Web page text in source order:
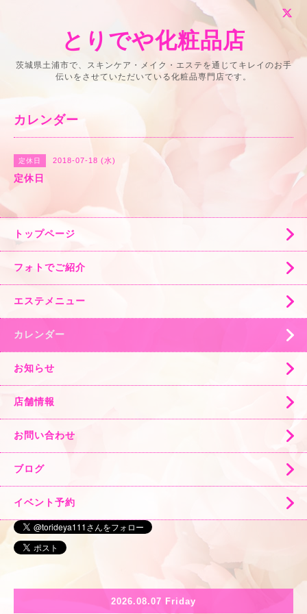
とりでや化粧品店
茨城県土浦市で、スキンケア・メイク・エステを通じてキレイのお手
伝いをさせていただいている化粧品専門店です。
カレンダー
定休日 2018-07-18 (水)
定休日
トップページ
フォトでご紹介
エステメニュー
カレンダー
お知らせ
店舗情報
お問い合わせ
ブログ
イベント予約
2026.08.07 Friday